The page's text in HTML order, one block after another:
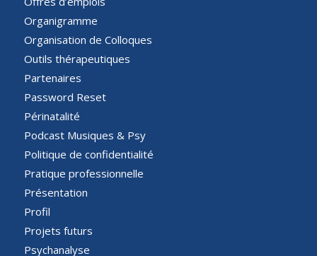
Organigramme
Organisation de Colloques
Outils thérapeutiques
Partenaires
Password Reset
Périnatalité
Podcast Musiques & Psy
Politique de confidentialité
Pratique professionnelle
Présentation
Profil
Projets futurs
Psychanalyse